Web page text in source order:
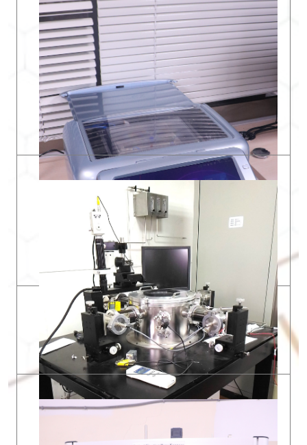
X光粉末繞射儀(XRD)
所屬實驗室 : X光粉末繞射實驗室
實驗室地點 : 科學館S227
Email:chd@mail.tku.edu.tw
量子電腦
所屬實驗室 : 量子資訊光學實驗室
實驗室地點 : 科學館Sa108
Email:
wujunyi@gms.tku.edu.tw